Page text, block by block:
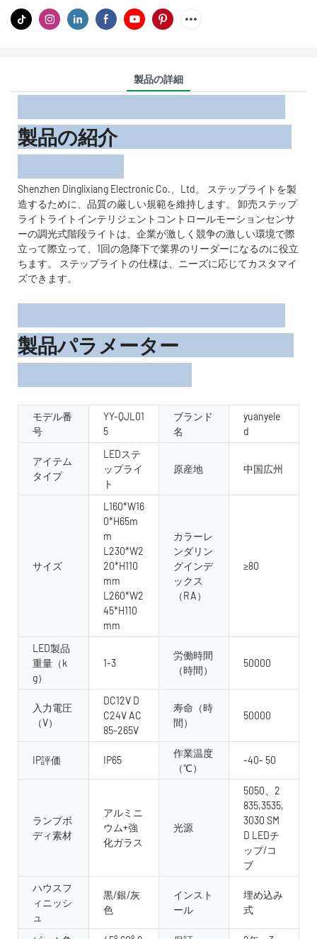
製品の詳細
製品の紹介
Shenzhen Dinglixiang Electronic Co.、Ltd。 ステップライトを製
造するために、品質の厳しい規範を維持します。 卸売ステップ
ライトライトインテリジェントコントロールモーションセンサ
ーの調光式階段ライトは、企業が激しく競争の激しい環境で際
立って際立って、1回の急降下で業界のリーダーになるのに役立
ちます。 ステップライトの仕様は、ニーズに応じてカスタマイ
ズできます。
製品パラメーター
モデル番
号
YY-QJL01
5
ブランド
名
yuanyele
d
アイテム
タイプ
LEDステ
ップライ
ト
原産地 中国広州
サイズ
L160*W16
0*H65m
m
L230*W2
20*H110
mm
L260*W2
45*H110
mm
カラーレ
ンダリン
グインデ
ックス
（RA）
≥80
LED製品
重量（k
g）
1-3
労働時間
（時間）
50000
入力電圧
（V）
DC12V D
C24V AC
85-265V
寿命（時
間）
50000
IP評価 IP65
作業温度
（℃）
-40- 50
ランプボ
ディ素材
アルミニ
ウム+強
化ガラス
光源
5050、2
835,3535,
3030 SM
D LEDチ
ップ/コ
ブ
ハウスフ
ィニッシ
ュ
黒/銀/灰
色
インスト
ール
埋め込み
式